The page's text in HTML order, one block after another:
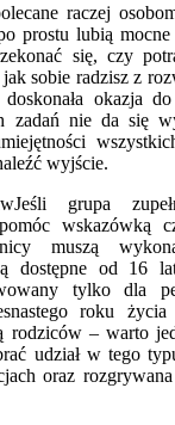
raczej
prostu lubią
się, czy
sobie radzisz z
okazja
zadań nie da się
wyjście.
Jeśli grupa
wskazówką
muszą
dostępne od 16
tylko dla
roku
rodziców – warto
udział w tego
oraz